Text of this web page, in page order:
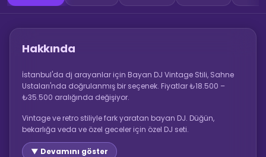
Hakkında
İstanbul'da dj arayanlar için Bayan DJ Vintage Stili, Sahne
Ustaları'nda doğrulanmış bir seçenek. Fiyatlar ₺18.500 –
₺35.500 aralığında değişiyor.
Vintage ve retro stiliyle fark yaratan bayan DJ. Düğün,
bekarlığa veda ve özel geceler için özel DJ seti.
▼ Devamını göster